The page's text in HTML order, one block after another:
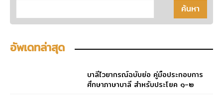
อัพเดทล่าสุด
บาลีไวยากรณ์ฉบับย่อ คู่มือประกอบการ
ศึกษาภาษาบาลี สำหรับประโยค ๑-๒